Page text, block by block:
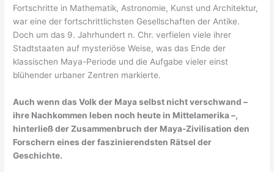
Fortschritte in Mathematik, Astronomie, Kunst und Architektur,
war eine der fortschrittlichsten Gesellschaften der Antike.
Doch um das 9. Jahrhundert n. Chr. verfielen viele ihrer
Stadtstaaten auf mysteriöse Weise, was das Ende der
klassischen Maya-Periode und die Aufgabe vieler einst
blühender urbaner Zentren markierte.
Auch wenn das Volk der Maya selbst nicht verschwand –
ihre Nachkommen leben noch heute in Mittelamerika –,
hinterließ der Zusammenbruch der Maya-Zivilisation den
Forschern eines der faszinierendsten Rätsel der
Geschichte.